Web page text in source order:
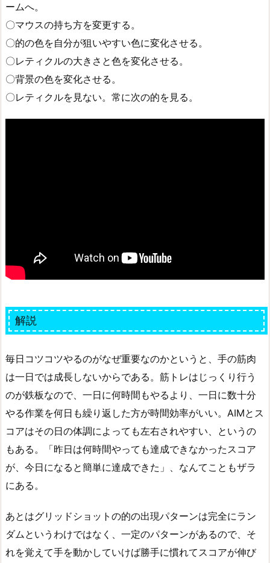
ームへ。
〇マウスの持ち方を変更する。
〇的の色を自分が狙いやすい色に変化させる。
〇レティクルの大きさと色を変化させる。
〇背景の色を変化させる。
〇レティクルを見ない。常に次の的を見る。
解説
毎日コツコツやるのがなぜ重要なのかというと、手の筋肉
は一日では成長しないからである。筋トレはじっくり行う
のが鉄板なので、一日に何時間もやるより、一日に数十分
やる作業を何日も繰り返した方が時間効率がいい。AIMとス
コアはその日の体調によっても左右されやすい、というの
もある。「昨日は何時間やっても達成できなかったスコア
が、今日になると簡単に達成できた」、なんてこともザラ
にある。
あとはグリッドショットの的の出現パターンは完全にラン
ダムというわけではなく、一定のパターンがあるので、そ
れを覚えて手を動かしていけば勝手に慣れてスコアが伸び